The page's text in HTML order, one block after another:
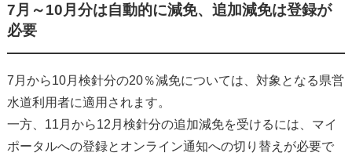
7月～10月分は自動的に減免、追加減免は登録が
必要
7月から10月検針分の20％減免については、対象となる県営
水道利用者に適用されます。
一方、11月から12月検針分の追加減免を受けるには、マイ
ポータルへの登録とオンライン通知への切り替えが必要で